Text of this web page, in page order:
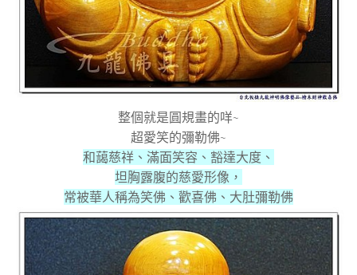
整個就是圓規畫的咩~
超愛笑的彌勒佛~
和藹慈祥、滿面笑容、豁達大度、
坦胸露腹的慈愛形像，
常被華人稱為笑佛、歡喜佛、大肚彌勒佛